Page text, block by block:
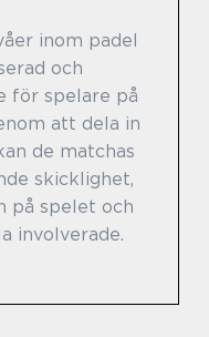
inom padel
och
för spelare på
att dela in
de matchas
skicklighet,
på spelet och
involverade.